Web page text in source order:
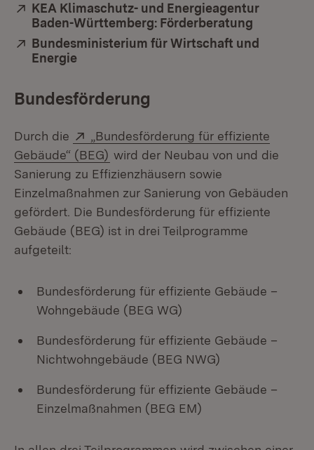
Extern:
KEA Klimaschutz- und Energieagentur
Baden-Württemberg: Förderberatung
Extern:
Bundesministerium für Wirtschaft und
Energie
Bundesförderung
Durch die Extern:
„Bundesförderung für effiziente
Gebäude“ (BEG) (Öffnet in neuem Fenster)
wird der Neubau von und die
Sanierung zu Effizienzhäusern sowie
Einzelmaßnahmen zur Sanierung von Gebäuden
gefördert. Die Bundesförderung für effiziente
Gebäude (BEG) ist in drei Teilprogramme
aufgeteilt:
Bundesförderung für effiziente Gebäude –
Wohngebäude (BEG WG)
Bundesförderung für effiziente Gebäude –
Nichtwohngebäude (BEG NWG)
Bundesförderung für effiziente Gebäude –
Einzelmaßnahmen (BEG EM)